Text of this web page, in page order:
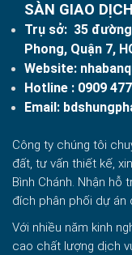
SÀN GIAO
Trụ sở: 35
Phong, Quận 7,
Website:
Hotline : 0909
Email:
Công ty chúng tôi
đất, tư vấn thiết kế,
Bình Chánh. Nhận hỗ
đích phân phối dự án
Với nhiều năm kinh
cao chất lượng dịch